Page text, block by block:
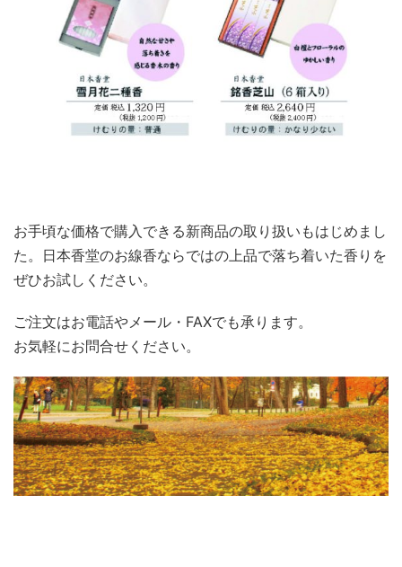
お手頃な価格で購入できる新商品の取り扱いもはじめまし
た。日本香堂のお線香ならではの上品で落ち着いた香りを
ぜひお試しください。
ご注文はお電話やメール・FAXでも承ります。
お気軽にお問合せください。